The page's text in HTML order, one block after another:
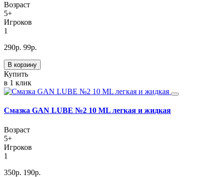
Возраст
5+
Игроков
1
290р. 99р.
В корзину
Купить
в 1 клик
Смазка GAN LUBE №2 10 ML легкая и жидкая
Возраст
5+
Игроков
1
350р. 190р.